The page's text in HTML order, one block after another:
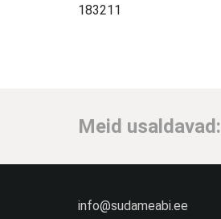
183211
Meid usaldavad:
info@sudameabi.ee